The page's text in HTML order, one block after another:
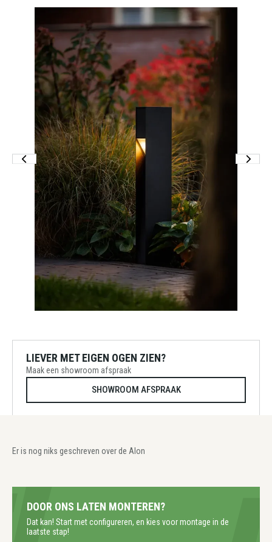
LIEVER MET EIGEN OGEN ZIEN?
Maak een showroom afspraak
SHOWROOM AFSPRAAK
Er is nog niks geschreven over de Alon
DOOR ONS LATEN MONTEREN?
Dat kan! Start met configureren, en kies voor montage in de
laatste stap!